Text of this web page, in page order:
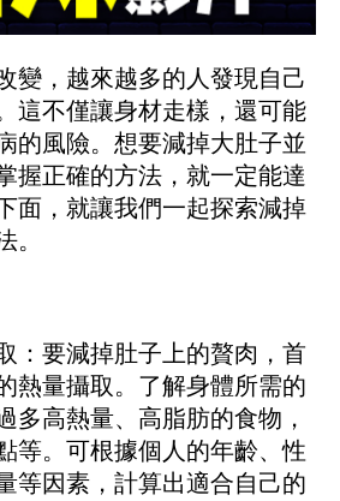
變，越來越多的人發現自己
這不僅讓身材走樣，還可能
的風險。想要減掉大肚子並
握正確的方法，就一定能達
面，就讓我們一起探索減掉
。
要減掉肚子上的贅肉，首
熱量攝取。了解身體所需的
多高熱量、高脂肪的食物，
等。可根據個人的年齡、性
等因素，計算出適合自己的